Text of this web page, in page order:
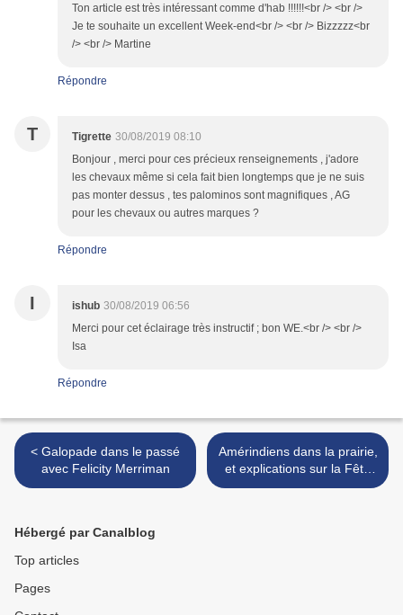
Ton article est très intéressant comme d'hab !!!!!!<br /> <br />
Je te souhaite un excellent Week-end<br /> <br /> Bizzzzz<br
/> <br /> Martine
Répondre
T Tigrette 30/08/2019 08:10
Bonjour , merci pour ces précieux renseignements , j'adore
les chevaux même si cela fait bien longtemps que je ne suis
pas monter dessus , tes palominos sont magnifiques , AG
pour les chevaux ou autres marques ?
Répondre
I ishub 30/08/2019 06:56
Merci pour cet éclairage très instructif ; bon WE.<br /> <br />
Isa
Répondre
< Galopade dans le passé
avec Felicity Merriman
Amérindiens dans la prairie,
et explications sur la Fête
du Travail nord-américaine
Hébergé par Canalblog
Top articles
Pages